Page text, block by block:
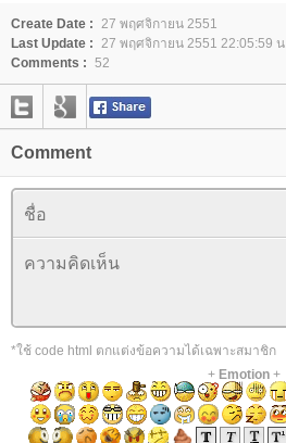
Create Date :
27 พฤศจิกายน 2551
Last Update :
27 พฤศจิกายน 2551 22:05:59 น.
Comments : 52
Comment
*ใช้ code html ตกแต่งข้อความได้เฉพาะสมาชิก
+ Emotion+